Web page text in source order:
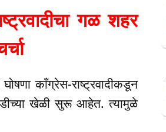
गळ शहर
काँग्रेस-राष्ट्रवादीकडून
खेळी सुरू आहेत. त्यामुळे